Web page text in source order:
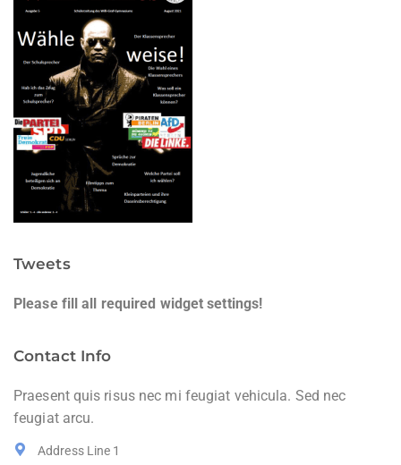
Tweets
Please fill all required widget settings!
Contact Info
Praesent quis risus nec mi feugiat vehicula. Sed nec
feugiat arcu.
Address Line 1